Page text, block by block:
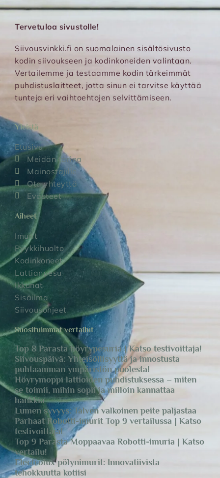
Tervetuloa sivustolle!
Siivousvinkki.fi on suomalainen sisältösivusto
kodin siivoukseen ja kodinkoneiden valintaan.
Vertailemme ja testaamme kodin tärkeimmät
puhdistuslaitteet, jotta sinun ei tarvitse käyttää
tunteja eri vaihtoehtojen selvittämiseen.
Yleistä
Etusivu
Meidän tarina
Mainostajille
Ota yhteyttä
Evästeet
Aiheet
Imurit
Pyykkihuolto
Kodinkoneet
Lattianpesu
Ikkunat
Sisäilma
Siivousohjeet
Suosituimmat vertailut
Top 8 Parasta höyrypesuria | Katso testivoittaja!
Siivouspäivä: Yhteisöllisyyttä ja innostusta
puhtaamman ympäristön puolesta!
Höyrymoppi lattioiden puhdistuksessa – miten
se toimii, mihin sopii ja milloin kannattaa
hankkia
Lumen syvyys: Talven valkoinen peite paljastaa
Parhaat Robotti-imurit Top 9 vertailussa | Katso
testivoittaja!
Top 9 Parasta Moppaavaa Robotti-imuria | Katso
vertailu!
Electrolux pölynimurit: Innovatiivista
tehokkuutta kotiisi